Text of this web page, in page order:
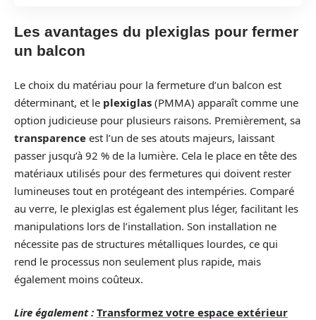
Les avantages du plexiglas pour fermer
un balcon
Le choix du matériau pour la fermeture d’un balcon est
déterminant, et le plexiglas (PMMA) apparaît comme une
option judicieuse pour plusieurs raisons. Premièrement, sa
transparence est l’un de ses atouts majeurs, laissant
passer jusqu’à 92 % de la lumière. Cela le place en tête des
matériaux utilisés pour des fermetures qui doivent rester
lumineuses tout en protégeant des intempéries. Comparé
au verre, le plexiglas est également plus léger, facilitant les
manipulations lors de l’installation. Son installation ne
nécessite pas de structures métalliques lourdes, ce qui
rend le processus non seulement plus rapide, mais
également moins coûteux.
Lire également : Transformez votre espace extérieur